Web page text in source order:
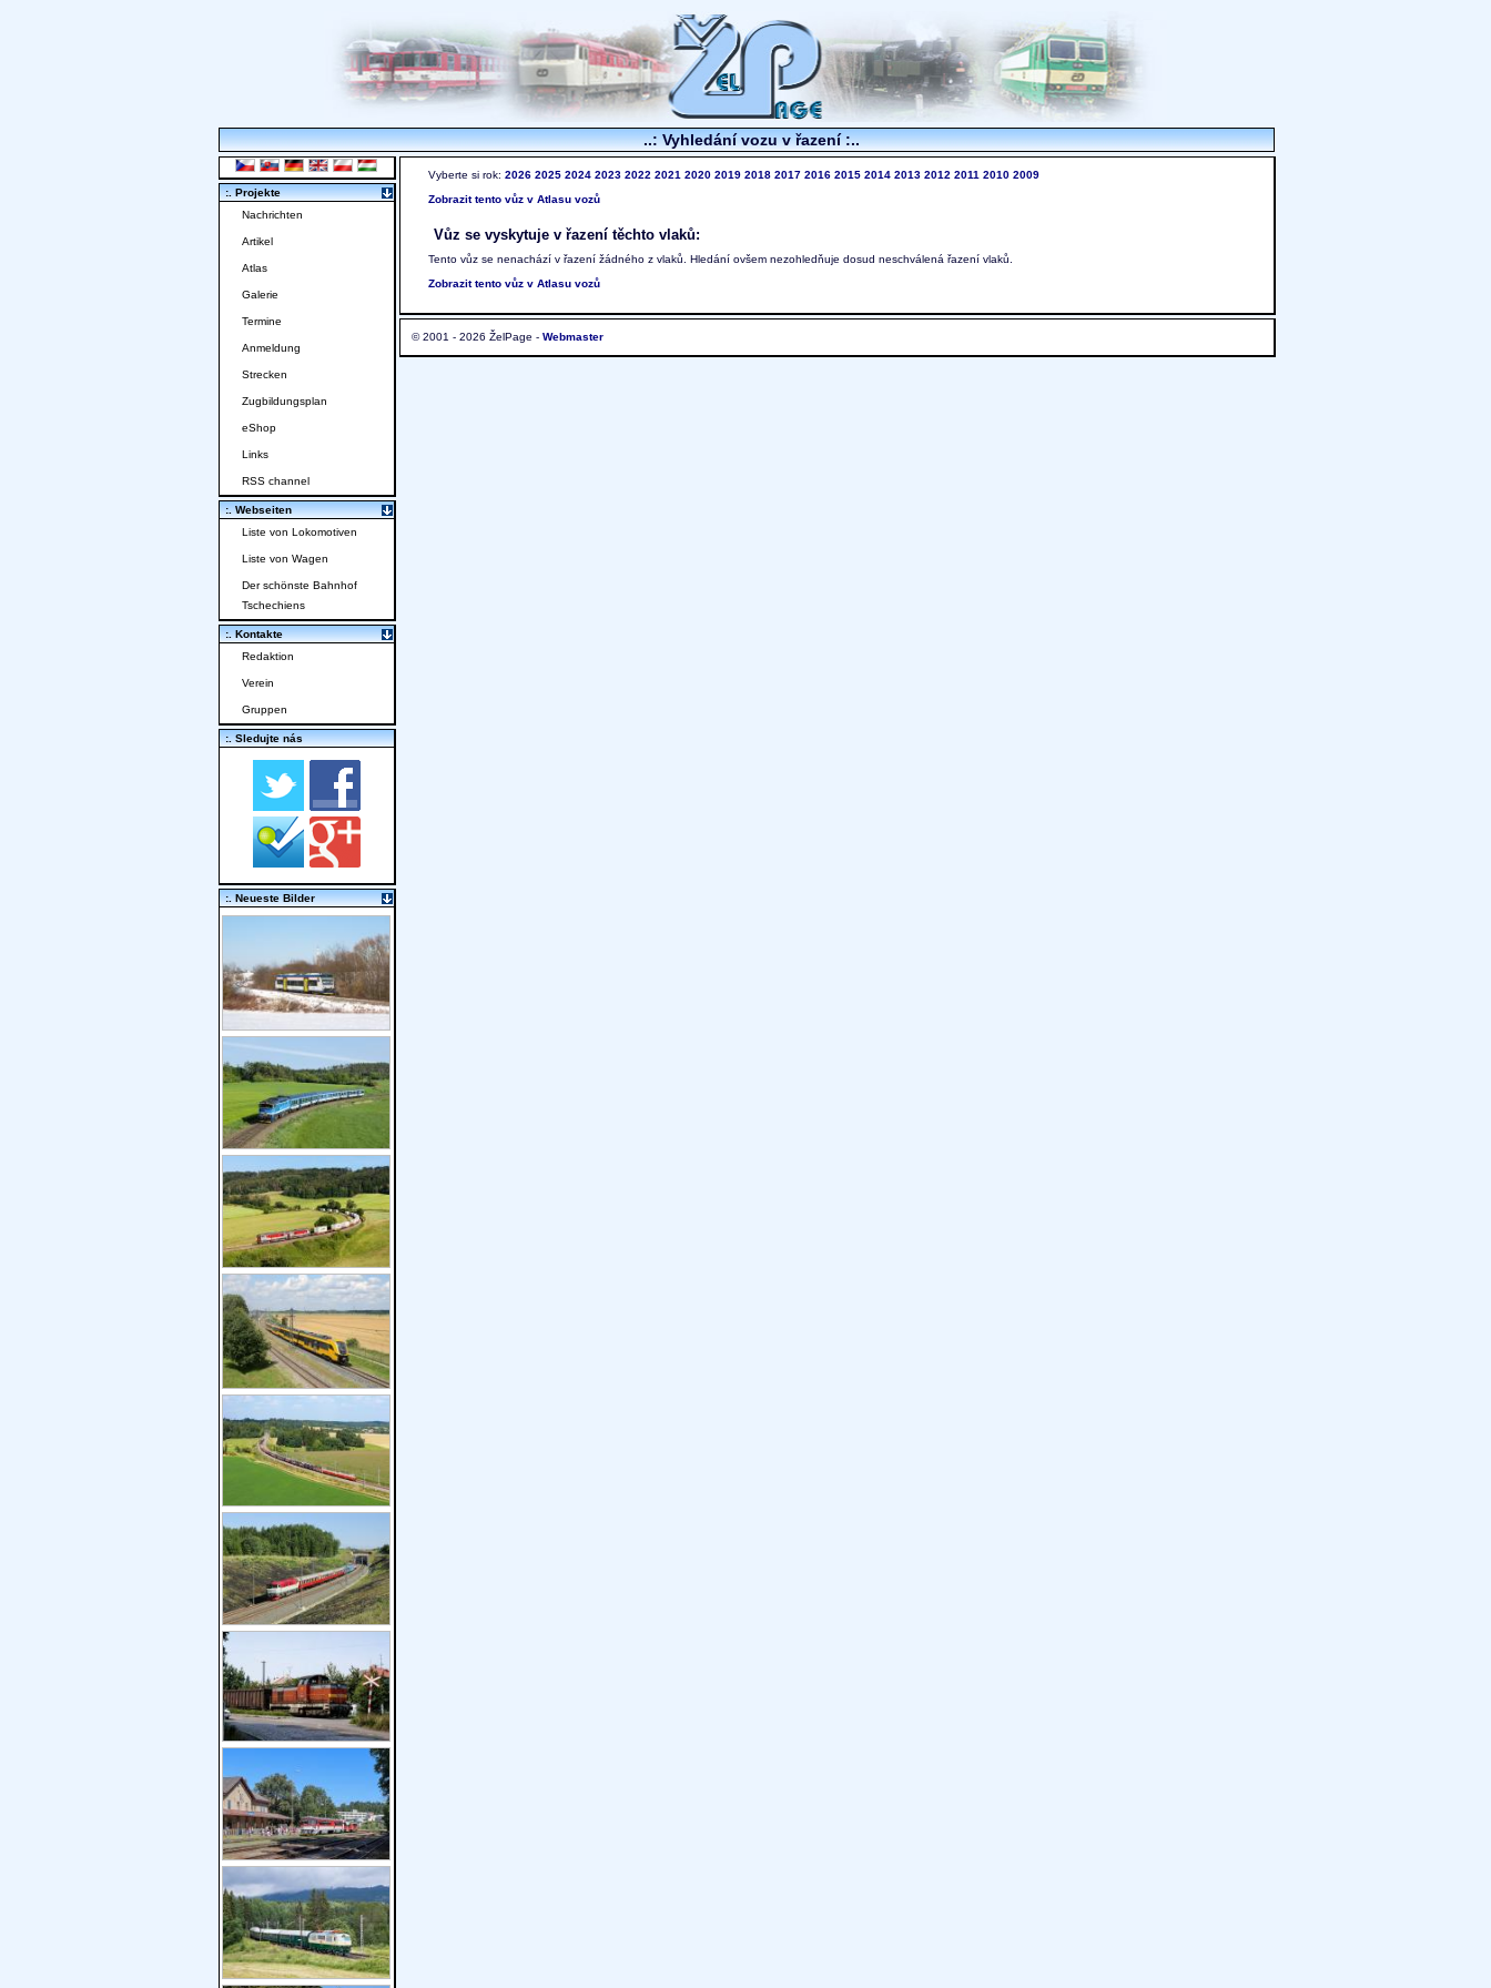
..: Vyhledání vozu v řazení :..
Vyberte si rok: 2026 2025 2024 2023 2022 2021 2020 2019 2018 2017 2016 2015 2014 2013 2012 2011 2010 2009
Zobrazit tento vůz v Atlasu vozů
Vůz se vyskytuje v řazení těchto vlaků:
Tento vůz se nenachází v řazení žádného z vlaků. Hledání ovšem nezohledňuje dosud neschválená řazení vlaků.
Zobrazit tento vůz v Atlasu vozů
© 2001 - 2026 ŽelPage - Webmaster
:. Projekte
Nachrichten
Artikel
Atlas
Galerie
Termine
Anmeldung
Strecken
Zugbildungsplan
eShop
Links
RSS channel
:. Webseiten
Liste von Lokomotiven
Liste von Wagen
Der schönste Bahnhof
Tschechiens
:. Kontakte
Redaktion
Verein
Gruppen
:. Sledujte nás
:. Neueste Bilder